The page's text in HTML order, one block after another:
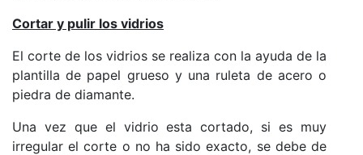
Cortar y pulir los vidrios
El corte de los vidrios se realiza con la ayuda de la
plantilla de papel grueso y una ruleta de acero o
piedra de diamante.
Una vez que el vidrio esta cortado, si es muy
irregular el corte o no ha sido exacto, se debe de